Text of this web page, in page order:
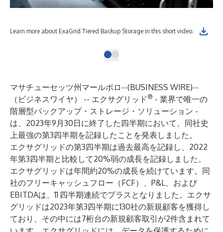
Learn more about ExaGrid Tiered Backup Storage in this short video.
マサチューセッツ州マールボロ--(BUSINESS WIRE)--
（ビジネスワイヤ） -- エクサグリッド ® - 業界で唯一の
階層型バックアップ・ストレージ・ソリューション -
は、2023年9月30日に終了した四半期において、同社史
上最強の第3四半期を記録したことを発表しました。
エクサグリッドの第3四半期は過去最高を記録し、2022
年第3四半期と比較して20%弱の成長を記録しました。
エクサグリッドは年間約20%の成長を続けています。同
社のフリーキャッシュフロー（FCF）、P&L、および
EBITDAは、11 四半期連続でプラスとなりました。エクサ
グリッドは2023年第3四半期に130社の新規顧客を獲得し
ており、その中には7桁台の新規顧客取引が2件含まれて